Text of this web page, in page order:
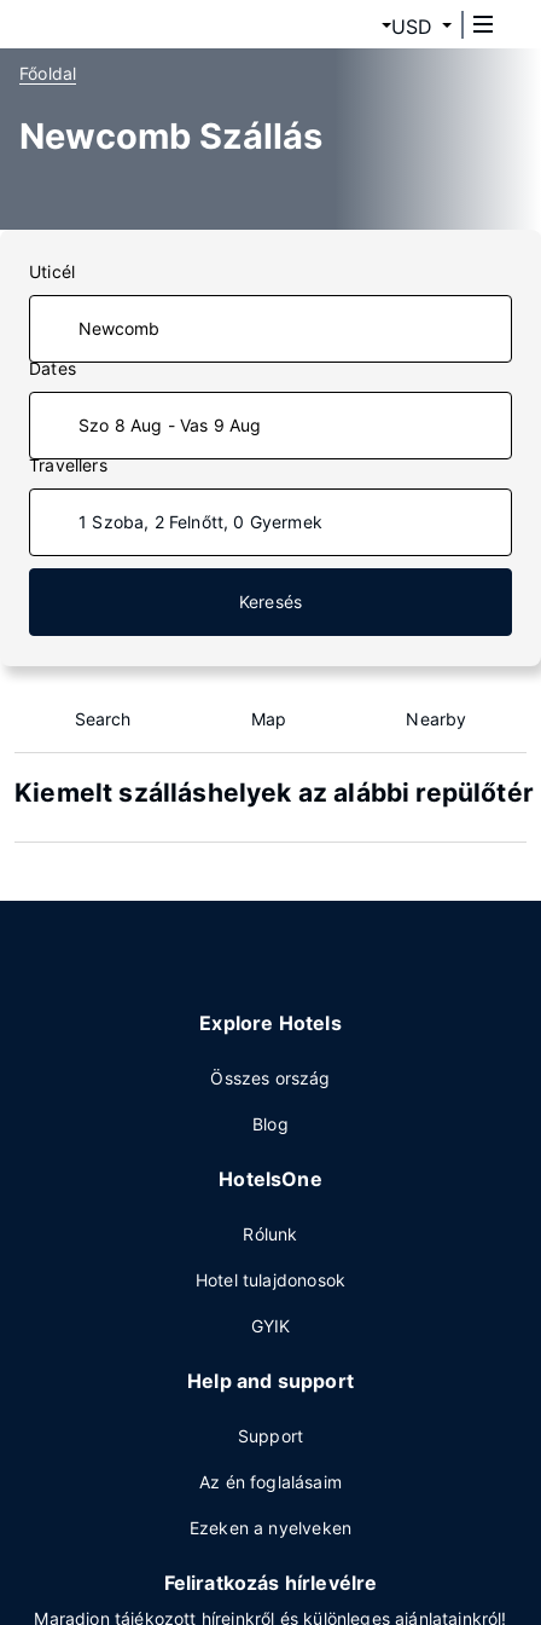
USD
Főoldal
Newcomb Szállás
Uticél
Dates
Szo 8 Aug - Vas 9 Aug
Travellers
1 Szoba, 2 Felnőtt, 0 Gyermek
Keresés
Search Map Nearby
Kiemelt szálláshelyek az alábbi
Explore Hotels
Összes ország
Blog
HotelsOne
Rólunk
Hotel tulajdonosok
GYIK
Help and support
Support
Az én foglalásaim
Ezeken a nyelveken
Feliratkozás hírlevélre
Maradjon tájékozott híreinkről és különleges ajánlatainkról!